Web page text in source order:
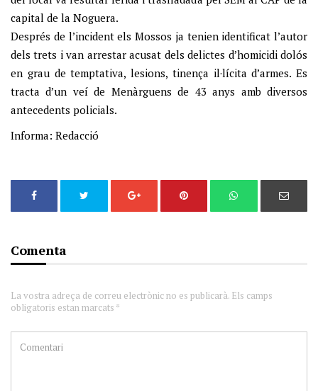
capital de la Noguera.
Després de l’incident els Mossos ja tenien identificat l’autor
dels trets i van arrestar acusat dels delictes d’homicidi dolós
en grau de temptativa, lesions, tinença il·lícita d’armes. Es
tracta d’un veí de Menàrguens de 43 anys amb diversos
antecedents policials.
Informa: Redacció
Comenta
La vostra adreça de correu electrònic no es publicarà. Els camps
obligatoris estan marcats *